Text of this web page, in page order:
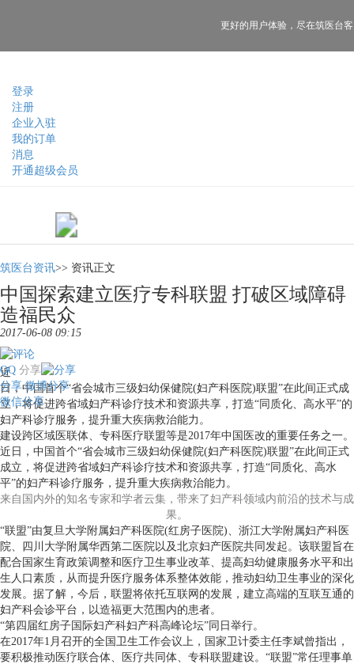
登录
注册
企业入驻
我的订单
消息
开通超级会员
更好的用户体验， 尽在筑医台
筑医台资讯>> 资讯正文
中国探索建立医疗专科联盟 打破区域障碍
造福民众
2017-06-08 09:15
分享
QQ
分享 微博分享
微信分享
近
日，中国首个“省会城市三级妇幼保健院(妇产科医院)联盟”在此间正式成
立，将促进跨省域妇产科诊疗技术和资源共享，打造“同质化、高水平”的
妇产科诊疗服务，提升重大疾病救治能力。
建设跨区域医联体、专科医疗联盟等是2017年中国医改的重要任务之一。
近日，中国首个“省会城市三级妇幼保健院(妇产科医院)联盟”在此间正式
成立，将促进跨省域妇产科诊疗技术和资源共享，打造“同质化、高水
平”的妇产科诊疗服务，提升重大疾病救治能力。
来自国内外的知名专家和学者云集，带来了妇产科领域内前沿的技术与成
果。
“联盟”由复旦大学附属妇产科医院(红房子医院)、浙江大学附属妇产科医
院、四川大学附属华西第二医院以及北京妇产医院共同发起。该联盟旨在
配合国家生育政策调整和医疗卫生事业改革、提高妇幼健康服务水平和出
生人口素质，从而提升医疗服务体系整体效能，推动妇幼卫生事业的深化
发展。据了解，今后，联盟将依托互联网的发展，建立高端的互联互通的
妇产科会诊平台，以造福更大范围内的患者。
“第四届红房子国际妇产科妇产科高峰论坛”同日举行。
在2017年1月召开的全国卫生工作会议上，国家卫计委主任李斌曾指出，
要积极推动医疗联合体、医疗共同体、专科联盟建设。“联盟”常任理事单